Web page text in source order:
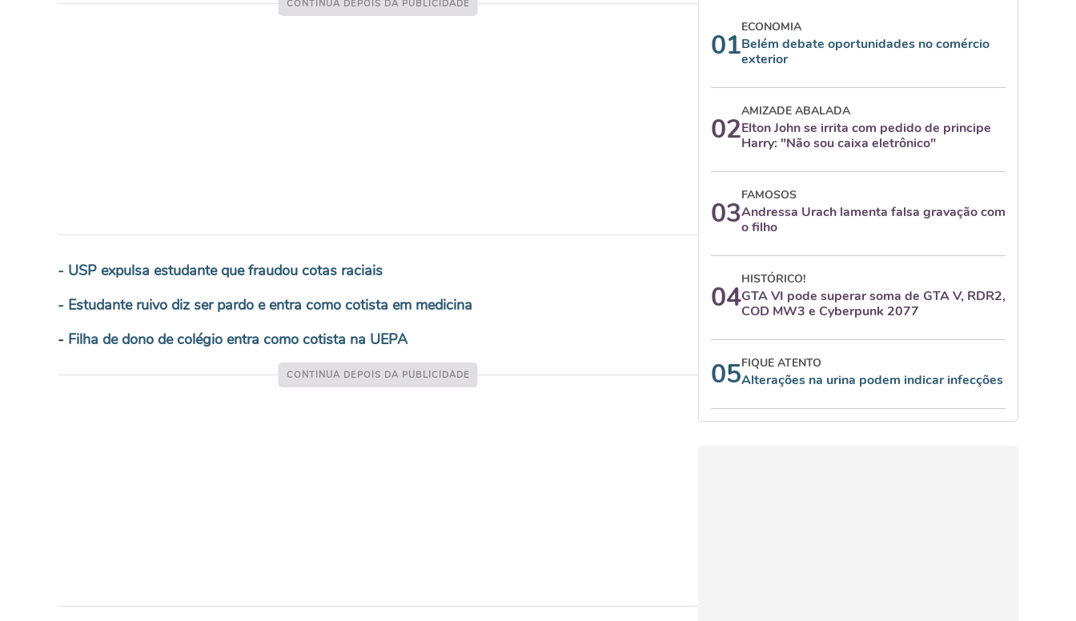
- USP expulsa estudante que fraudou cotas raciais
- Estudante ruivo diz ser pardo e entra como cotista em medicina
- Filha de dono de colégio entra como cotista na UEPA
01
ECONOMIA
Belém debate oportunidades no comércio
exterior
02
AMIZADE ABALADA
Elton John se irrita com pedido de principe
Harry: "Não sou caixa eletrônico"
03
FAMOSOS
Andressa Urach lamenta falsa gravação com
o filho
04
HISTÓRICO!
GTA VI pode superar soma de GTA V, RDR2,
COD MW3 e Cyberpunk 2077
05FIQUE ATENTO
Alterações na urina podem indicar infecções